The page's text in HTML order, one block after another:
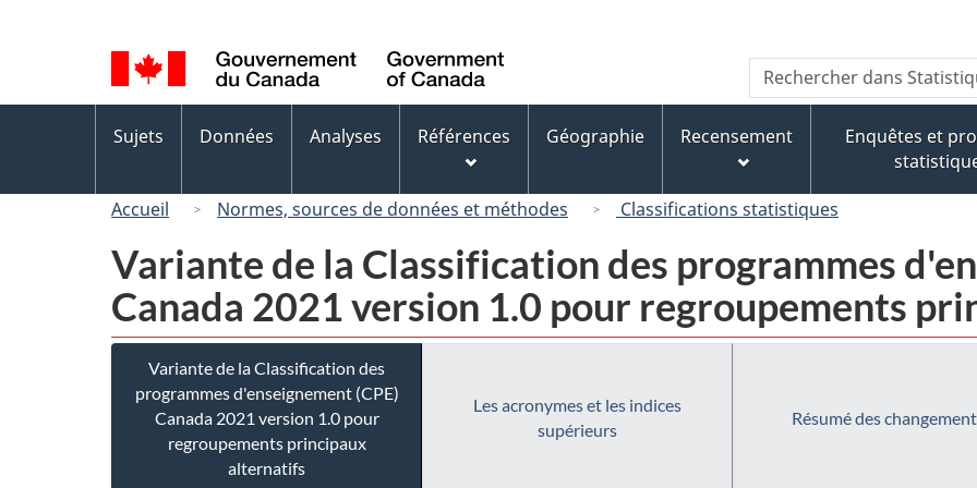
au
contenu
principal
« À
propos
de
ce
version
HTML
simplifiée
de
la
langue
Canada
Recherche
Rechercher
dans
Canada
des
Sujets Données Analyses Références Géographie Recensement
Enquêtes et
Accueil
Normes, sources de données et méthodes Classifications statistiques
Variante de la Classification des programmes
Canada 2021 version 1.0 pour regroupements
Variante de la Classification des
programmes d'enseignement (CPE)
Canada 2021 version 1.0 pour
regroupements principaux
alternatifs
Les acronymes et les indices
supérieurs
Résumé des